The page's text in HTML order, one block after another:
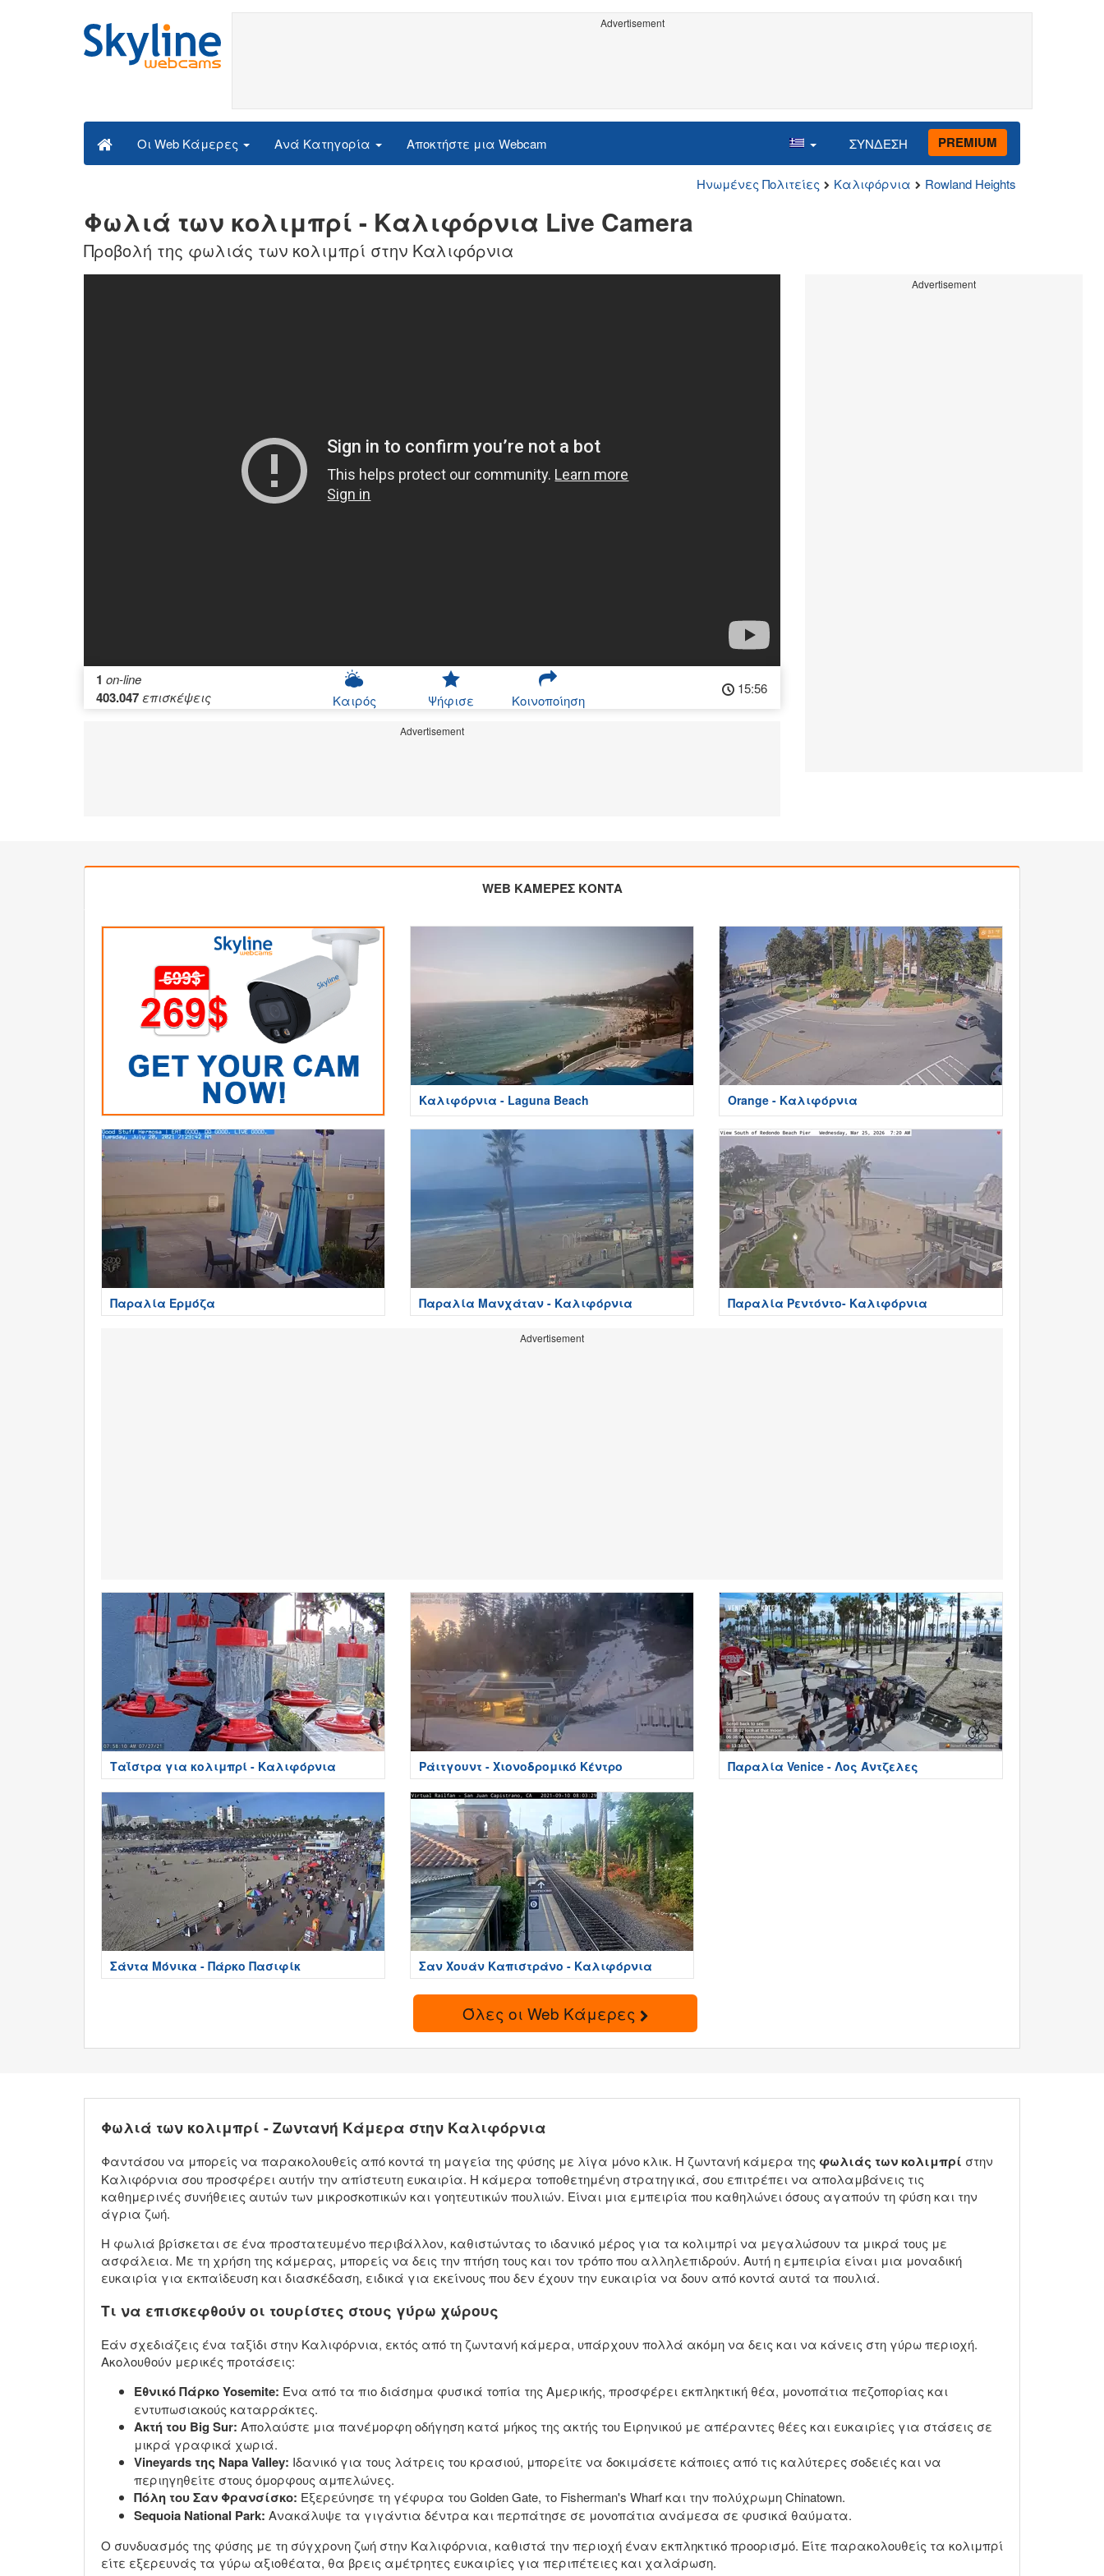
Advertisement
Οι Web Κάμερες Ανά Κατηγορία Αποκτήστε μια Webcam ΣΥΝΔΕΣΗ PREMIUM
Ηνωμένες Πολιτείες Καλιφόρνια Rowland Heights
Φωλιά των κολιμπρί - Καλιφόρνια Live Camera
Προβολή της φωλιάς των κολιμπρί στην Καλιφόρνια
1 on-line
403.047επισκέψεις Καιρός Ψήφισε Κοινοποίηση
15:56
Advertisement
Advertisement
WEB ΚΑΜΕΡΕΣ ΚΟΝΤΑ
Καλιφόρνια - Laguna Beach Orange - Καλιφόρνια
Παραλία Ερμόζα Παραλία Μανχάταν - Καλιφόρνια Παραλία Ρεντόντο- Καλιφόρνια
Advertisement
Ταΐστρα για κολιμπρί - Καλιφόρνια Ράιτγουντ - Χιονοδρομικό Κέντρο Παραλία Venice - Λος Άντζελες
Σάντα Μόνικα - Πάρκο Πασιφίκ Σαν Χουάν Καπιστράνο - Καλιφόρνια
Όλες οι Web Κάμερες
Φωλιά των κολιμπρί - Ζωντανή Κάμερα στην Καλιφόρνια
Φαντάσου να μπορείς να παρακολουθείς από κοντά τη μαγεία της φύσης με λίγα μόνο κλικ. Η ζωντανή κάμερα της φωλιάς των κολιμπρί στην
Καλιφόρνια σου προσφέρει αυτήν την απίστευτη ευκαιρία. Η κάμερα τοποθετημένη στρατηγικά, σου επιτρέπει να απολαμβάνεις τις
καθημερινές συνήθειες αυτών των μικροσκοπικών και γοητευτικών πουλιών. Είναι μια εμπειρία που καθηλώνει όσους αγαπούν τη φύση και την
άγρια ζωή.
Η φωλιά βρίσκεται σε ένα προστατευμένο περιβάλλον, καθιστώντας το ιδανικό μέρος για τα κολιμπρί να μεγαλώσουν τα μικρά τους με
ασφάλεια. Με τη χρήση της κάμερας, μπορείς να δεις την πτήση τους και τον τρόπο που αλληλεπιδρούν. Αυτή η εμπειρία είναι μια μοναδική
ευκαιρία για εκπαίδευση και διασκέδαση, ειδικά για εκείνους που δεν έχουν την ευκαιρία να δουν από κοντά αυτά τα πουλιά.
Τι να επισκεφθούν οι τουρίστες στους γύρω χώρους
Εάν σχεδιάζεις ένα ταξίδι στην Καλιφόρνια, εκτός από τη ζωντανή κάμερα, υπάρχουν πολλά ακόμη να δεις και να κάνεις στη γύρω περιοχή.
Ακολουθούν μερικές προτάσεις:
Εθνικό Πάρκο Yosemite: Ένα από τα πιο διάσημα φυσικά τοπία της Αμερικής, προσφέρει εκπληκτική θέα, μονοπάτια πεζοπορίας και
εντυπωσιακούς καταρράκτες.
Ακτή του Big Sur: Απολαύστε μια πανέμορφη οδήγηση κατά μήκος της ακτής του Ειρηνικού με απέραντες θέες και ευκαιρίες για στάσεις σε
μικρά γραφικά χωριά.
Vineyards της Napa Valley: Ιδανικό για τους λάτρεις του κρασιού, μπορείτε να δοκιμάσετε κάποιες από τις καλύτερες σοδειές και να
περιηγηθείτε στους όμορφους αμπελώνες.
Πόλη του Σαν Φρανσίσκο: Εξερεύνησε τη γέφυρα του Golden Gate, το Fisherman's Wharf και την πολύχρωμη Chinatown.
Sequoia National Park: Ανακάλυψε τα γιγάντια δέντρα και περπάτησε σε μονοπάτια ανάμεσα σε φυσικά θαύματα.
Ο συνδυασμός της φύσης με τη σύγχρονη ζωή στην Καλιφόρνια, καθιστά την περιοχή έναν εκπληκτικό προορισμό. Είτε παρακολουθείς τα κολιμπρί
είτε εξερευνάς τα γύρω αξιοθέατα, θα βρεις αμέτρητες ευκαιρίες για περιπέτειες και χαλάρωση.